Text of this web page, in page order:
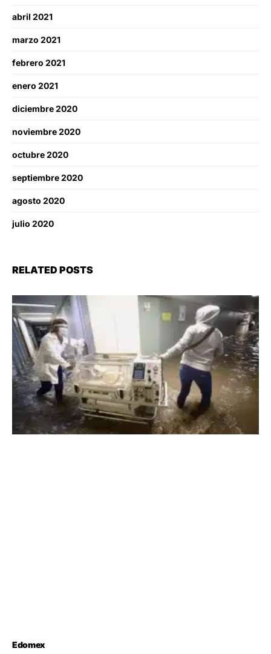
abril 2021
marzo 2021
febrero 2021
enero 2021
diciembre 2020
noviembre 2020
octubre 2020
septiembre 2020
agosto 2020
julio 2020
RELATED POSTS
Edomex